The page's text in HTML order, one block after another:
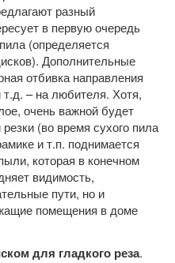
разный
в первую очередь
(определяется
Дополнительные
отбивка направления
– на любителя. Хотя,
очень важной будет
(во время сухого пила
и т.п. поднимается
которая в конечном
видимость,
пути, но и
помещения в доме
для гладкого реза.